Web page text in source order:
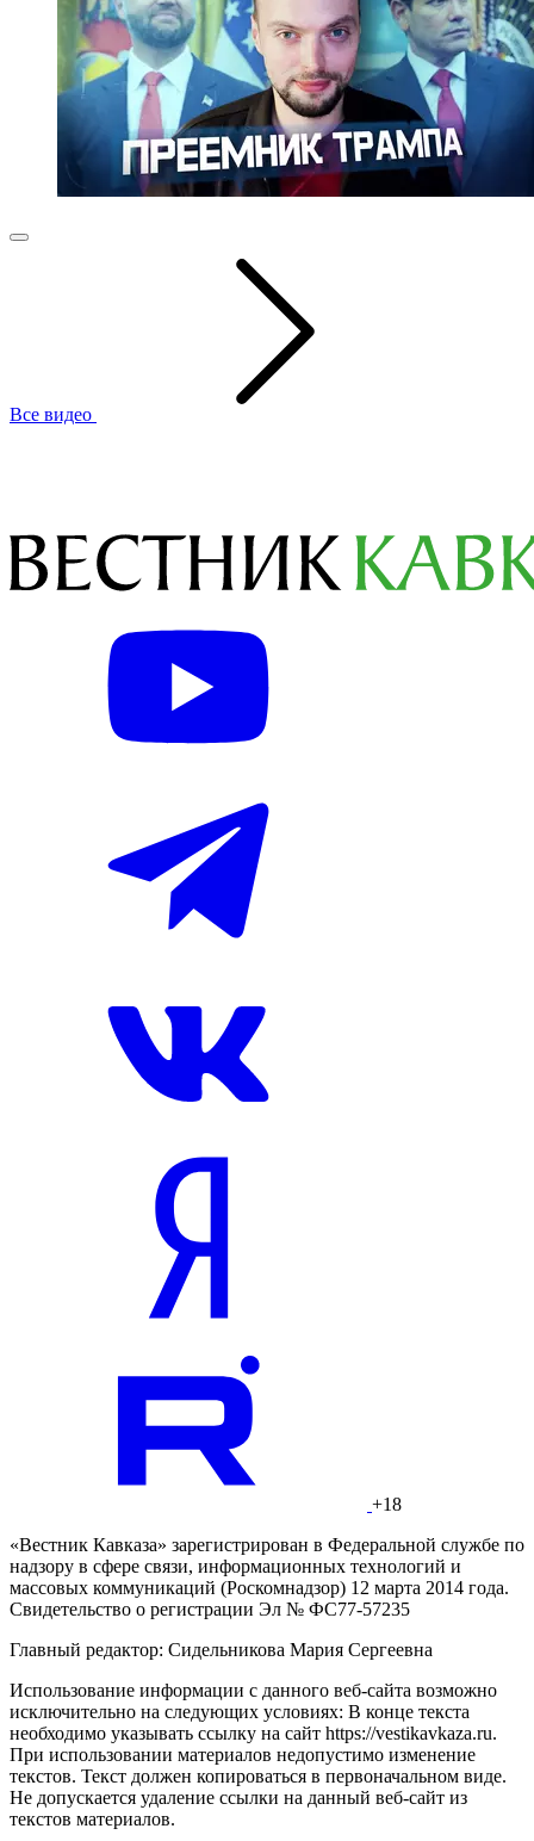
Все видео
+18
«Вестник Кавказа» зарегистрирован в Федеральной службе по
надзору в сфере связи, информационных технологий и
массовых коммуникаций (Роскомнадзор) 12 марта 2014 года.
Свидетельство о регистрации Эл № ФС77-57235
Главный редактор: Сидельникова Мария Сергеевна
Использование информации с данного веб-сайта возможно
исключительно на следующих условиях: В конце текста
необходимо указывать ссылку на сайт https://vestikavkaza.ru.
При использовании материалов недопустимо изменение
текстов. Текст должен копироваться в первоначальном виде.
Не допускается удаление ссылки на данный веб-сайт из
текстов материалов.